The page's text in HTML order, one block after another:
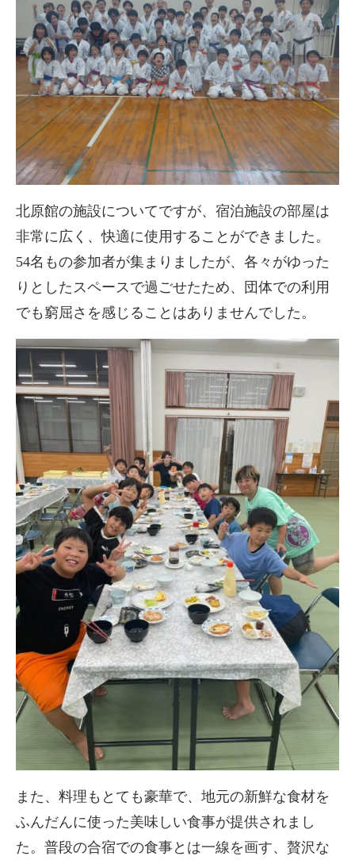
北原館の施設についてですが、宿泊施設の部屋は
非常に広く、快適に使用することができました。
54名もの参加者が集まりましたが、各々がゆった
りとしたスペースで過ごせたため、団体での利用
でも窮屈さを感じることはありませんでした。
また、料理もとても豪華で、地元の新鮮な食材を
ふんだんに使った美味しい食事が提供されまし
た。普段の合宿での食事とは一線を画す、贅沢な